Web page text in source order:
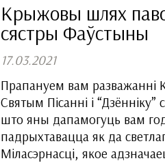
Крыжовы шлях
сястры Фаўстыны
17.03.2021
Прапануем вам разважанні
Святым Пісанні і
што яны дапамогуць вам
падрыхтавацца як да
Міласэрнасці, якое